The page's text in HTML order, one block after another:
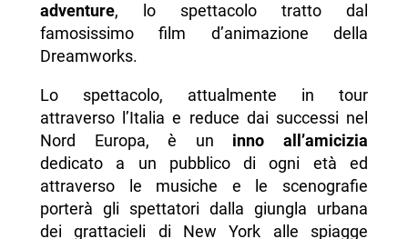
adventure, lo spettacolo tratto dal
famosissimo film d’animazione della
Dreamworks.
Lo spettacolo, attualmente in tour
attraverso l’Italia e reduce dai successi nel
Nord Europa, è un inno all’amicizia
dedicato a un pubblico di ogni età ed
attraverso le musiche e le scenografie
porterà gli spettatori dalla giungla urbana
dei grattacieli di New York alle spiagge